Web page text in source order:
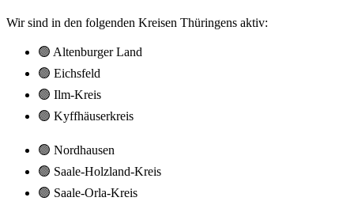
Wir sind in den folgenden Kreisen Thüringens aktiv:
🟢 Altenburger Land
🟢 Eichsfeld
🟢 Ilm-Kreis
🟢 Kyffhäuserkreis
🟢 Nordhausen
🟢 Saale-Holzland-Kreis
🟢 Saale-Orla-Kreis